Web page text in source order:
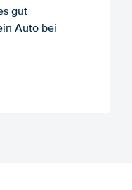
gut
Auto bei